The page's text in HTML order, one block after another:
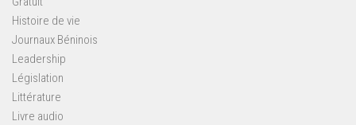
Histoire de vie
Journaux Béninois
Leadership
Législation
Littérature
Livre audio